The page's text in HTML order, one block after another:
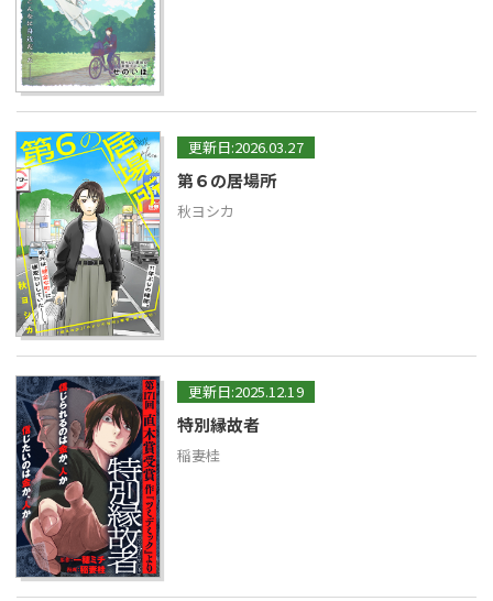
更新日:2026.03.27
第６の居場所
秋ヨシカ
更新日:2025.12.19
特別縁故者
稲妻桂